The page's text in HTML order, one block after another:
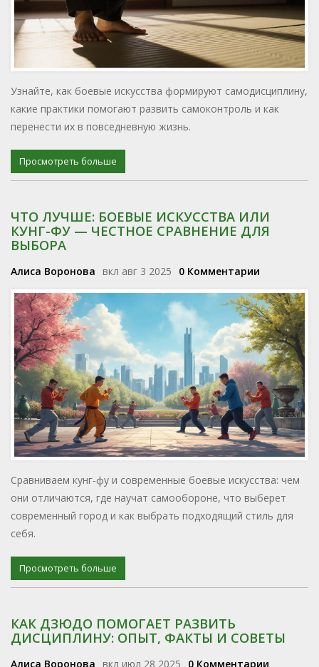
Узнайте, как боевые искусства формируют самодисциплину,
какие практики помогают развить самоконтроль и как
перенести их в повседневную жизнь.
Просмотреть больше
ЧТО ЛУЧШЕ: БОЕВЫЕ ИСКУССТВА ИЛИ
КУНГ-ФУ — ЧЕСТНОЕ СРАВНЕНИЕ ДЛЯ
ВЫБОРА
Алиса Воронова вкл авг 3 2025 0 Комментарии
Сравниваем кунг-фу и современные боевые искусства: чем
они отличаются, где научат самообороне, что выберет
современный город и как выбрать подходящий стиль для
себя.
Просмотреть больше
КАК ДЗЮДО ПОМОГАЕТ РАЗВИТЬ
ДИСЦИПЛИНУ: ОПЫТ, ФАКТЫ И СОВЕТЫ
Алиса Воронова вкл июл 28 2025 0 Комментарии